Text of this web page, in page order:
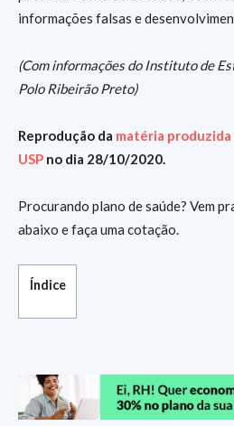
informações falsas e
(Com informações do Instituto de
Polo Ribeirão Preto)
Reprodução da matéria produzida
USP no dia 28/10/2020.
Procurando plano de saúde? Vem
abaixo e faça uma cotação.
Índice